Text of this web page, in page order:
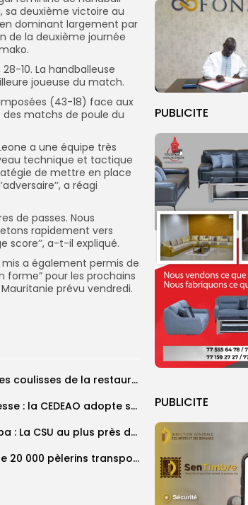
PUBLICITE
PUBLICITE
sa deuxième victoire au
en dominant largement par
de la deuxième journée
10. La handballeuse
joueuse du match.
(43-18) face aux
des matchs de poule du
a une équipe très
technique et tactique
de mettre en place
a réagi
de passes. Nous
rapidement vers
score’’, a-t-il expliqué.
a également permis de
forme” pour les prochains
prévu vendredi.
Magal Touba : dans les coulisses de la restauration de la presse...
Politique de la jeunesse : la CEDEAO adopte son plan d’actions stratégiques...
Grand Magal de Touba : La CSU au plus près des pèlerins
Magal 2026 : près de 20 000 pèlerins transportés vers Touba en...